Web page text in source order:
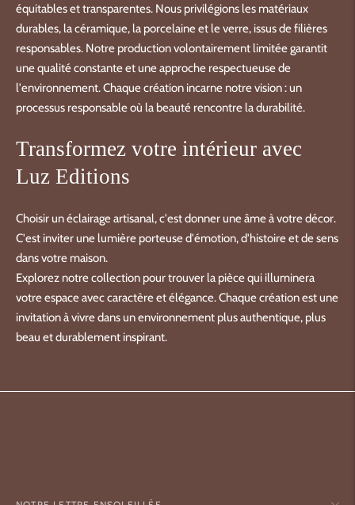
équitables et transparentes. Nous privilégions les matériaux
durables, la céramique, la porcelaine et le verre, issus de filières
responsables. Notre production volontairement limitée garantit
une qualité constante et une approche respectueuse de
l'environnement. Chaque création incarne notre vision : un
processus responsable où la beauté rencontre la durabilité.
Transformez votre intérieur avec
Luz Editions
Choisir un éclairage artisanal, c'est donner une âme à votre décor.
C'est inviter une lumière porteuse d'émotion, d'histoire et de sens
dans votre maison.
Explorez notre collection pour trouver la pièce qui illuminera
votre espace avec caractère et élégance. Chaque création est une
invitation à vivre dans un environnement plus authentique, plus
beau et durablement inspirant.